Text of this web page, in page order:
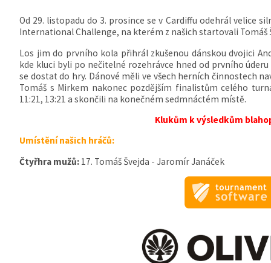
Od 29. listopadu do 3. prosince se v Cardiffu odehrál velice
International Challenge, na kterém z našich startovali Tomáš
Los jim do prvního kola přihrál zkušenou dánskou dvojici
kde kluci byli po nečitelné rozehrávce hned od prvního
se dostat do hry. Dánové měli ve všech herních činnostech
Tomáš s Mirkem nakonec pozdějším finalistům celého
11:21, 13:21 a skončili na konečném sedmnáctém místě.
Klukům k výsledkům
Umístění našich hráčů:
Čtyřhra mužů: 17. Tomáš Švejda - Jaromír Janáček